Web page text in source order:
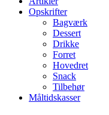
Opskrifter
Bagværk
Dessert
Drikke
Forret
Hovedret
Snack
Tilbehør
Måltidskasser